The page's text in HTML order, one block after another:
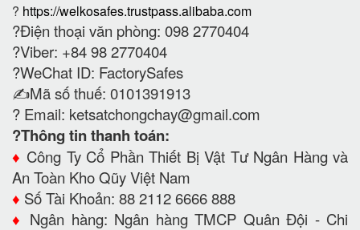
? https://welkosafes.trustpass.alibaba.com
?Điện thoại văn phòng: 098 2770404
?Viber: +84 98 2770404
?WeChat ID: FactorySafes
✍️Mã số thuế: 0101391913
? Email: ketsatchongchay@gmail.com
?Thông tin thanh toán:
♦️ Công Ty Cổ Phần Thiết Bị Vật Tư Ngân Hàng và
An Toàn Kho Qũy Việt Nam
♦️ Số Tài Khoản: 88 2112 6666 888
♦️ Ngân hàng: Ngân hàng TMCP Quân Đội - Chi